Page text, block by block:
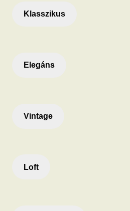
Klasszikus
Elegáns
Vintage
Loft